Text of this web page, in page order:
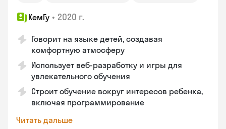
КемГу • 2020 г.
Говорит на языке детей, создавая
комфортную атмосферу
Использует веб-разработку и игры для
увлекательного обучения
Строит обучение вокруг интересов ребенка,
включая программирование
Читать дальше